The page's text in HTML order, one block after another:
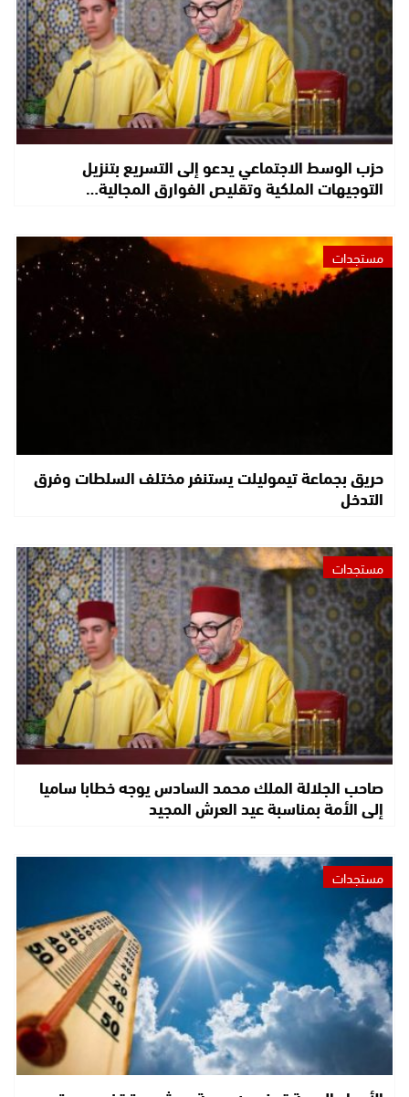
حزب الوسط الاجتماعي يدعو إلى التسريع بتنزيل
التوجيهات الملكية وتقليص الفوارق المجالية…
مستجدات
حريق بجماعة تيموليلت يستنفر مختلف السلطات وفرق
التدخل
مستجدات
صاحب الجلالة الملك محمد السادس يوجه خطابا ساميا
إلى الأمة بمناسبة عيد العرش المجيد
مستجدات